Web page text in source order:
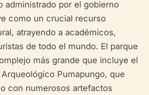
administrado por el gobierno
como un crucial recurso
atrayendo a académicos,
de todo el mundo. El parque
más grande que incluye el
Pumapungo, que
con numerosos artefactos